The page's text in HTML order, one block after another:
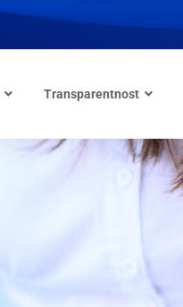
Transparentnost